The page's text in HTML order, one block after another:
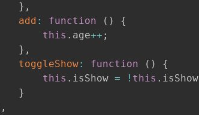
} ,
add : function ( )
{
this . age++ ;
} ,
toggleShow: function ( )
{
this . isShow = ! this . isShow
}
,